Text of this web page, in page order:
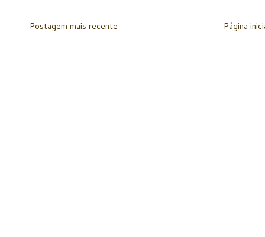
Postagem mais recente Página